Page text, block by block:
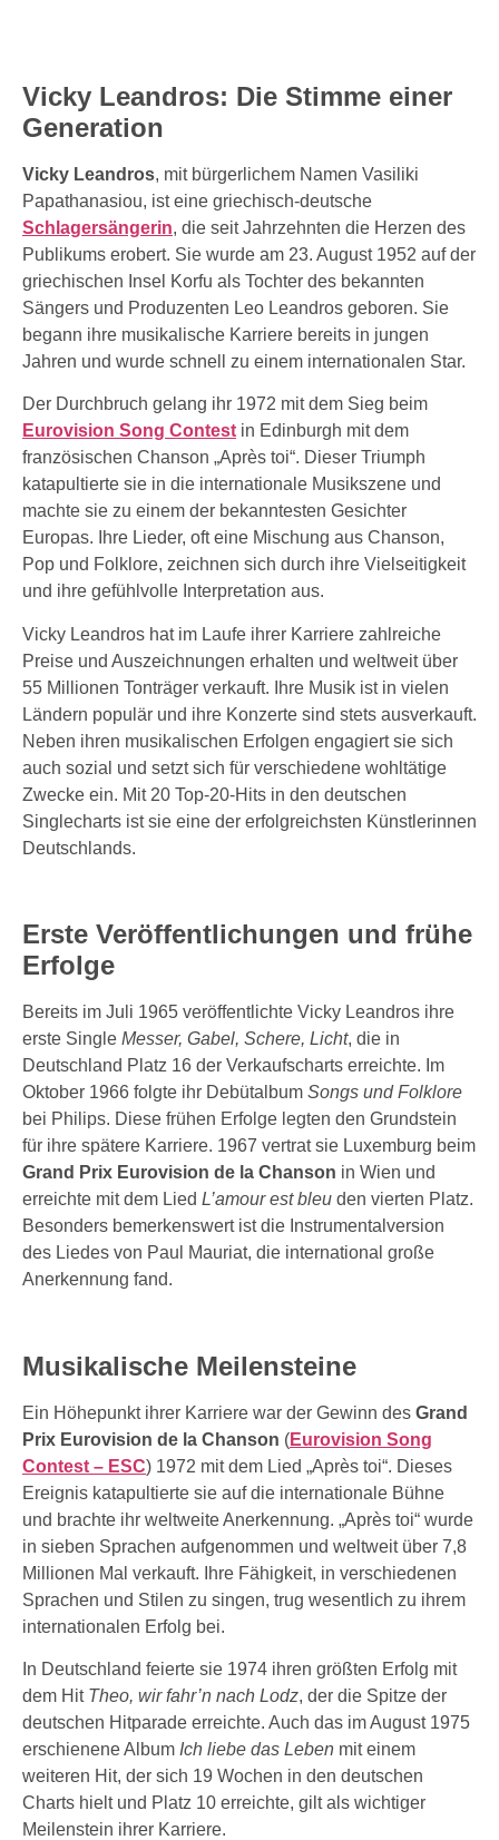
Vicky Leandros: Die Stimme einer
Generation
Vicky Leandros, mit bürgerlichem Namen Vasiliki
Papathanasiou, ist eine griechisch-deutsche
Schlagersängerin, die seit Jahrzehnten die Herzen des
Publikums erobert. Sie wurde am 23. August 1952 auf der
griechischen Insel Korfu als Tochter des bekannten
Sängers und Produzenten Leo Leandros geboren. Sie
begann ihre musikalische Karriere bereits in jungen
Jahren und wurde schnell zu einem internationalen Star.
Der Durchbruch gelang ihr 1972 mit dem Sieg beim
Eurovision Song Contest in Edinburgh mit dem
französischen Chanson „Après toi“. Dieser Triumph
katapultierte sie in die internationale Musikszene und
machte sie zu einem der bekanntesten Gesichter
Europas. Ihre Lieder, oft eine Mischung aus Chanson,
Pop und Folklore, zeichnen sich durch ihre Vielseitigkeit
und ihre gefühlvolle Interpretation aus.
Vicky Leandros hat im Laufe ihrer Karriere zahlreiche
Preise und Auszeichnungen erhalten und weltweit über
55 Millionen Tonträger verkauft. Ihre Musik ist in vielen
Ländern populär und ihre Konzerte sind stets ausverkauft.
Neben ihren musikalischen Erfolgen engagiert sie sich
auch sozial und setzt sich für verschiedene wohltätige
Zwecke ein. Mit 20 Top-20-Hits in den deutschen
Singlecharts ist sie eine der erfolgreichsten Künstlerinnen
Deutschlands.
Erste Veröffentlichungen und frühe
Erfolge
Bereits im Juli 1965 veröffentlichte Vicky Leandros ihre
erste Single Messer, Gabel, Schere, Licht, die in
Deutschland Platz 16 der Verkaufscharts erreichte. Im
Oktober 1966 folgte ihr Debütalbum Songs und Folklore
bei Philips. Diese frühen Erfolge legten den Grundstein
für ihre spätere Karriere. 1967 vertrat sie Luxemburg beim
Grand Prix Eurovision de la Chanson in Wien und
erreichte mit dem Lied L’amour est bleu den vierten Platz.
Besonders bemerkenswert ist die Instrumentalversion
des Liedes von Paul Mauriat, die international große
Anerkennung fand.
Musikalische Meilensteine
Ein Höhepunkt ihrer Karriere war der Gewinn des Grand
Prix Eurovision de la Chanson (Eurovision Song
Contest – ESC) 1972 mit dem Lied „Après toi“. Dieses
Ereignis katapultierte sie auf die internationale Bühne
und brachte ihr weltweite Anerkennung. „Après toi“ wurde
in sieben Sprachen aufgenommen und weltweit über 7,8
Millionen Mal verkauft. Ihre Fähigkeit, in verschiedenen
Sprachen und Stilen zu singen, trug wesentlich zu ihrem
internationalen Erfolg bei.
In Deutschland feierte sie 1974 ihren größten Erfolg mit
dem Hit Theo, wir fahr’n nach Lodz, der die Spitze der
deutschen Hitparade erreichte. Auch das im August 1975
erschienene Album Ich liebe das Leben mit einem
weiteren Hit, der sich 19 Wochen in den deutschen
Charts hielt und Platz 10 erreichte, gilt als wichtiger
Meilenstein ihrer Karriere.